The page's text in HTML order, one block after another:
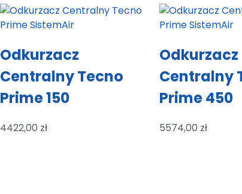
Odkurzacz
Centralny Tecno
Prime 150
4422,00 zł
Odkurzacz
Centralny
Prime 450
5574,00 zł